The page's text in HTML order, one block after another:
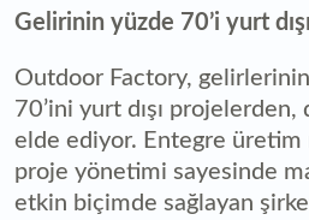
Gelirinin yüzde 70’i yurt
Outdoor Factory,
70’ini yurt dışı projelerden,
elde ediyor. Entegre
proje yönetimi sayesinde
etkin biçimde sağlayan